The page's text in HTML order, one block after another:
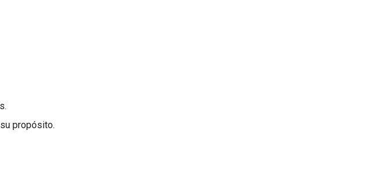
propósito.